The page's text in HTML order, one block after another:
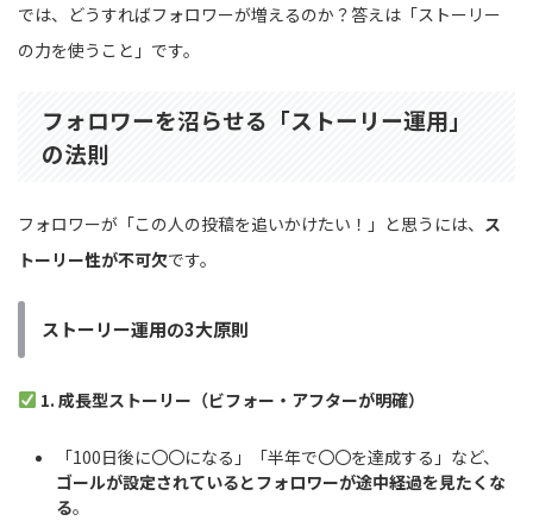
では、どうすればフォロワーが増えるのか？答えは「ストーリー
の力を使うこと」です。
フォロワーを沼らせる「ストーリー運用」
の法則
フォロワーが「この人の投稿を追いかけたい！」と思うには、 ス
トーリー性が不可欠です。
ストーリー運用の3大原則
1. 成長型ストーリー（ビフォー・アフターが明確）
「100日後に〇〇になる」「半年で〇〇を達成する」など、
ゴールが設定されているとフォロワーが途中経過を見たくな
る。